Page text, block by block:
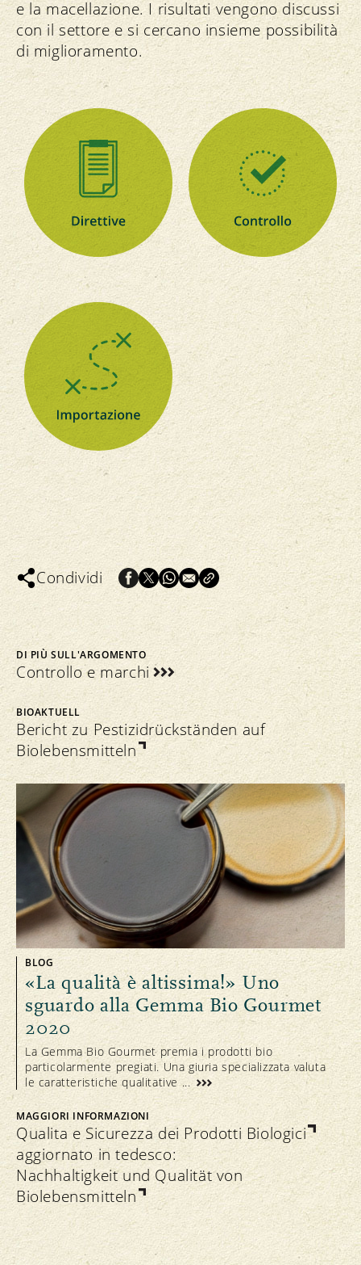
e la macellazione. I risultati vengono discussi
con il settore e si cercano insieme possibilità
di miglioramento.
Condividi
DI PIÙ SULL'ARGOMENTO
Controllo e marchi
BIOAKTUELL
Bericht zu Pestizidrückständen auf
Biolebensmitteln
BLOG
«La qualità è altissima!» Uno
sguardo alla Gemma Bio Gourmet
2020
La Gemma Bio Gourmet premia i prodotti bio
particolarmente pregiati. Una giuria specializzata valuta
le caratteristiche qualitative ...
MAGGIORI INFORMAZIONI
Qualita e Sicurezza dei Prodotti Biologici
aggiornato in tedesco:
Nachhaltigkeit und Qualität von
Biolebensmitteln